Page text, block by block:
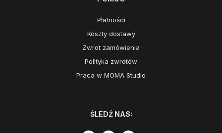
Płatności
Koszty dostawy
Zwrot zamówienia
Polityka zwrotów
Praca w MOMA Studio
ŚLEDŹ NAS: